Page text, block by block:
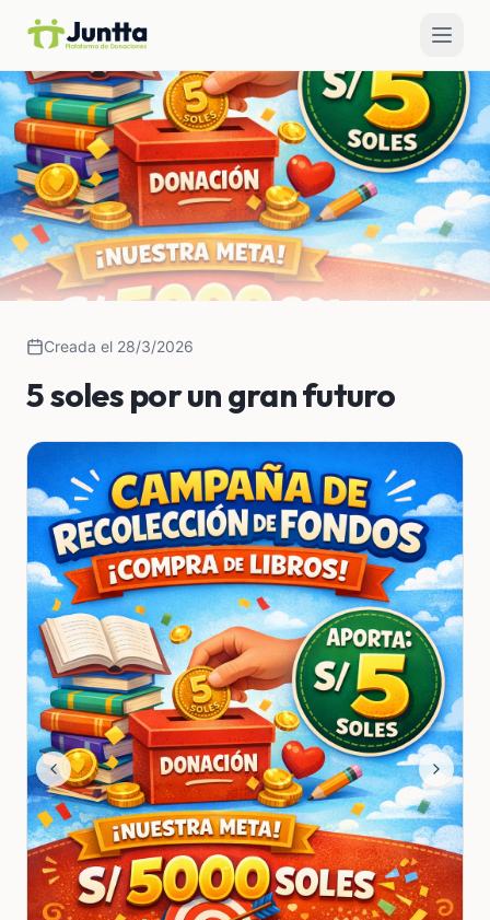
Creada el 28/3/2026
5 soles por un gran futuro